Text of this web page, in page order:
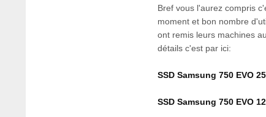
Bref vous l'aurez compris
moment et bon nombre
ont remis leurs machines
détails c'est par ici:
SSD Samsung 750 EVO
SSD Samsung 750 EVO